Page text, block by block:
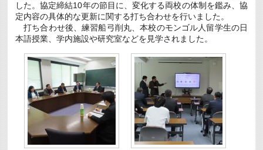
め
の
給
付
金
給
に
係
る
手
続
に
した。協定締結10年の節目に、変化する両校の体制を鑑み、協
定内容の具体的な更新に関する打ち合わせを行いました。
打ち合わせ後、練習船弓削丸、本校のモンゴル人留学生の日
本語授業、学内施設や研究室などを見学されました。